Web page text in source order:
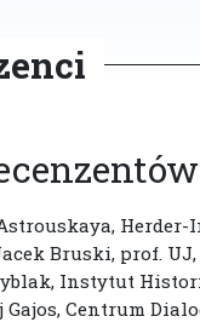
Bruski, prof.
Instytut
Gajos, Centrum